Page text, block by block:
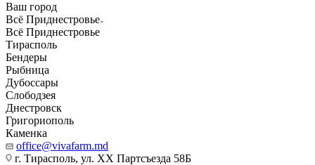
Ваш город
Всё Приднестровье
Всё Приднестровье
Тирасполь
Бендеры
Рыбница
Дубоссары
Слободзея
Днестровск
Григориополь
Каменка
office@vivafarm.md
г. Тирасполь, ул. ХХ Партсъезда 58Б